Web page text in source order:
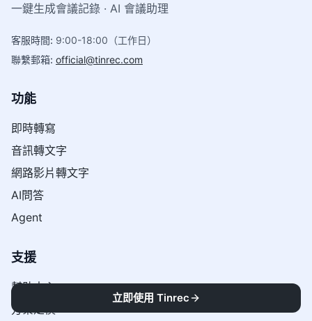
一鍵生成會議記錄 · AI 會議助理
客服時間: 9:00-18:00（工作日）
聯繫郵箱: official@tinrec.com
功能
即時轉寫
音訊轉文字
網路影片轉文字
AI問答
Agent
支援
幫助中心
方案定價
立即使用 Tinrec